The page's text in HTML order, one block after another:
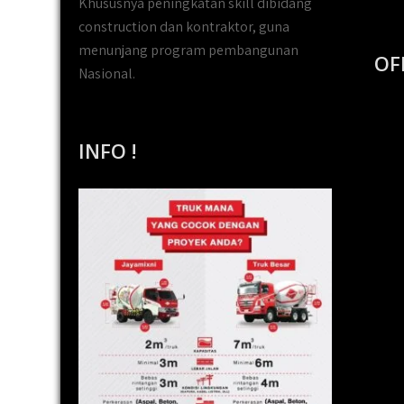
construction dan kontraktor, guna
menunjang program pembangunan
Nasional.
INFO !